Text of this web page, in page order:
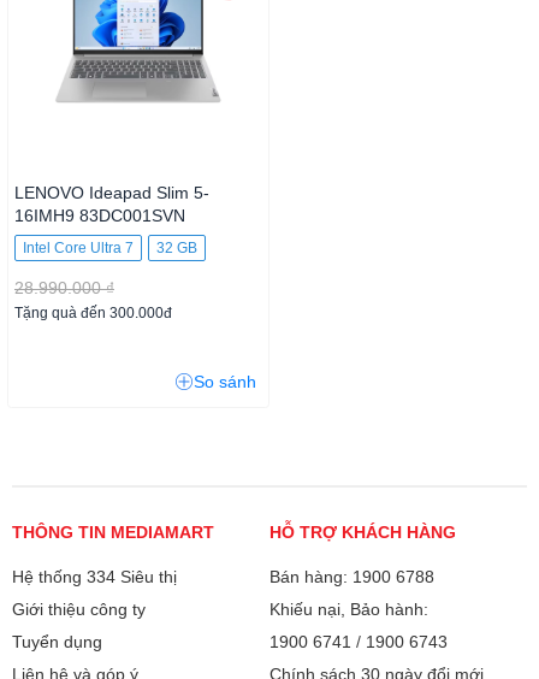
LENOVO Ideapad Slim 5-
16IMH9 83DC001SVN
Intel Core Ultra 7
32 GB
512GB SSD
28.990.000 ₫
Tặng quà đến 300.000đ
So sánh
THÔNG TIN MEDIAMART
Hệ thống 334 Siêu thị
Giới thiệu công ty
Tuyển dụng
Liên hệ và góp ý
HỖ TRỢ KHÁCH HÀNG
Bán hàng: 1900 6788
Khiếu nại, Bảo hành:
1900 6741 / 1900 6743
Chính sách 30 ngày đổi mới